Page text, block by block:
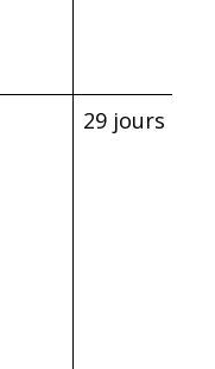
29 jours